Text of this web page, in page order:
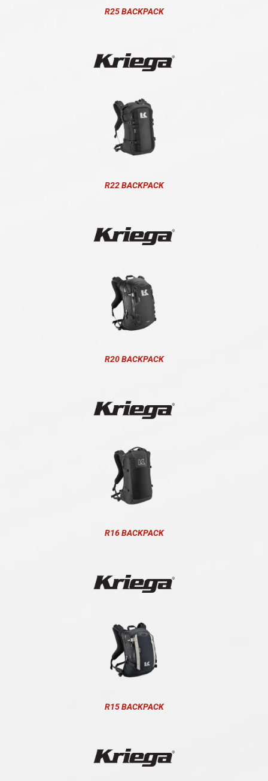
R25 BACKPACK
R22 BACKPACK
R20 BACKPACK
R16 BACKPACK
R15 BACKPACK